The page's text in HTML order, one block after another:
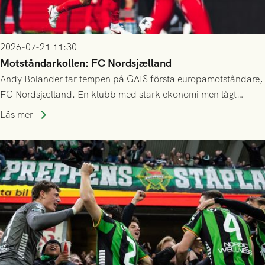
2026-07-21 11:30
Motståndarkollen: FC Nordsjælland
Andy Bolander tar tempen på GAIS första europamotståndare,
FC Nordsjælland. En klubb med stark ekonomi men lågt
publiksnitt, ett lag med både kollektiv styrka och individuell
Läs mer